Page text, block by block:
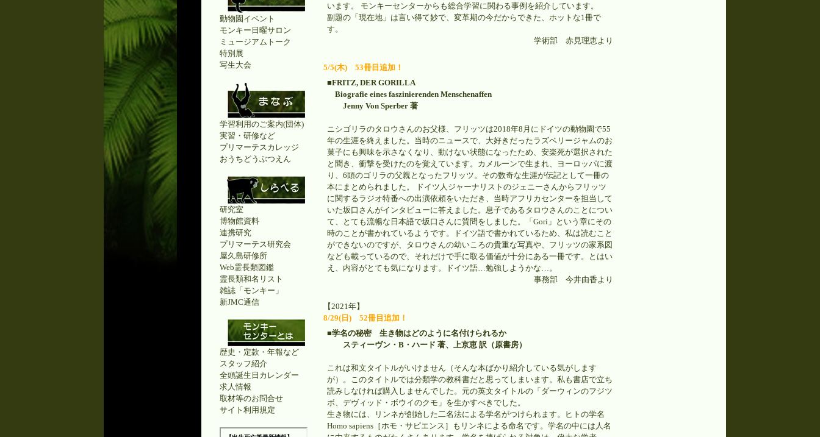
います。 モンキーセンターからも総合学習に関わる事例を紹介しています。
副題の「現在地」は言い得て妙で、変革期の今だからできた、ホットな1冊で
す。
学術部 赤見理恵より
5/5(木) 53冊目追加！
■FRITZ, DER GORILLA
Biografie eines faszinierenden Menschenaffen
Jenny Von Sperber 著
ニシゴリラのタロウさんのお父様、フリッツは2018年8月にドイツの動物園で55
年の生涯を終えました。当時のニュースで、大好きだったラズベリージャムのお
菓子にも興味を示さなくなり、動けない状態になったため、安楽死が選択された
と聞き、衝撃を受けたのを覚えています。カメルーンで生まれ、ヨーロッパに渡
り、6頭のゴリラの父親となったフリッツ。その数奇な生涯が伝記として一冊の
本にまとめられました。 ドイツ人ジャーナリストのジェニーさんからフリッツ
に関するラジオ特番への出演依頼をいただき、当時アフリカセンターを担当して
いた坂口さんがインタビューに答えました。息子であるタロウさんのことについ
て、とても流暢な日本語で坂口さんに質問をしました。「Gori」という章にその
時のことが書かれているようです。ドイツ語で書かれているため、私は読むこと
ができないのですが、タロウさんの幼いころの貴重な写真や、フリッツの家系図
なども載っているので、それだけで手に取る価値が十分にある一冊です。とはい
え、内容がとても気になります。ドイツ語…勉強しようかな…。
事務部 今井由香より
【2021年】
8/29(日) 52冊目追加！
■学名の秘密 生き物はどのように名付けられるか
スティーヴン・B・ハード 著、上京恵 訳（原書房）
これは和文タイトルがいけません（そんな本ばかり紹介している気がします
が）。このタイトルでは分類学の教科書だと思ってしまいます。私も書店で立ち
読みしなければ購入しませんでした。元の英文タイトルの「ダーウィンのフジツ
ボ、デヴィッド・ボウイのクモ」を生かすべきでした。
生き物には、リンネが創始した二名法による学名がつけられます。ヒトの学名
Homo sapiens［ホモ・サピエンス］もリンネによる命名です。学名の中には人名
動物園イベント
モンキー日曜サロン
ミュージアムトーク
特別展
写生大会
学習利用のご案内(団体)
実習・研修など
プリマーテスカレッジ
おうちどうぶつえん
研究室
博物館資料
連携研究
プリマーテス研究会
屋久島研修所
Web霊長類図鑑
霊長類和名リスト
雑誌「モンキー」
新JMC通信
歴史・定款・年報など
スタッフ紹介
全頭誕生日カレンダー
求人情報
取材等のお問合せ
サイト利用規定